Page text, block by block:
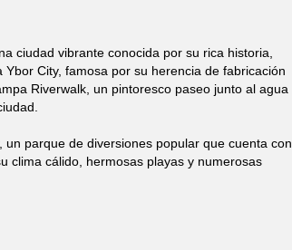
ciudad vibrante conocida por su rica historia,
City, famosa por su herencia de fabricación
Riverwalk, un pintoresco paseo junto al agua
parque de diversiones popular que cuenta con
clima cálido, hermosas playas y numerosas